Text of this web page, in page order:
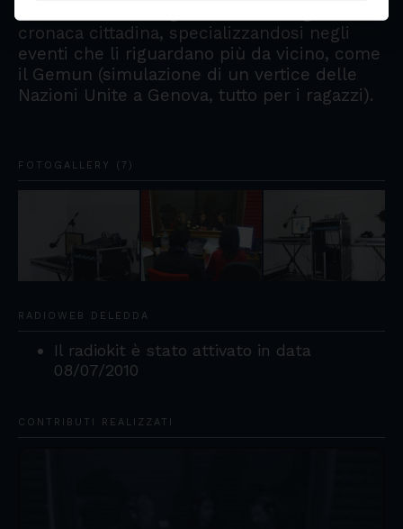
cronaca cittadina, specializzandosi negli
eventi che li riguardano più da vicino, come
il Gemun (simulazione di un vertice delle
Nazioni Unite a Genova, tutto per i ragazzi).
FOTOGALLERY (7)
RADIOWEB DELEDDA
Il radiokit è stato attivato in data
08/07/2010
CONTRIBUTI REALIZZATI